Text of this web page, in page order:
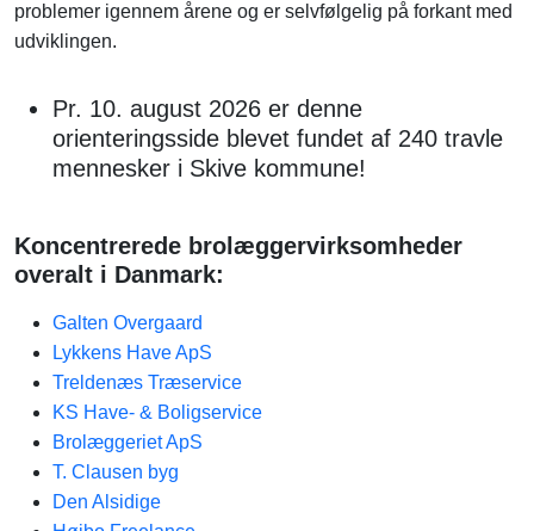
problemer igennem årene og er selvfølgelig på forkant med
udviklingen.
Pr. 10. august 2026 er denne
orienteringsside blevet fundet af 240 travle
mennesker i Skive kommune!
Koncentrerede brolæggervirksomheder
overalt i Danmark:
Galten Overgaard
Lykkens Have ApS
Treldenæs Træservice
KS Have- & Boligservice
Brolæggeriet ApS
T. Clausen byg
Den Alsidige